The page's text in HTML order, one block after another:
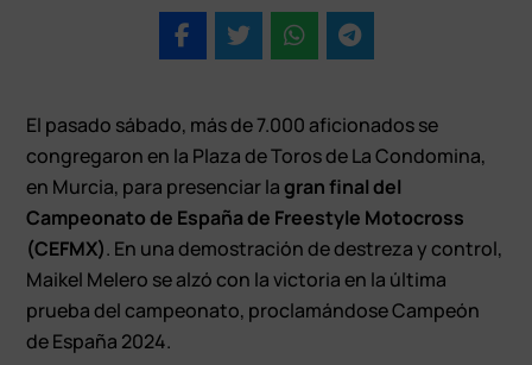
El pasado sábado, más de 7.000 aficionados se
congregaron en la Plaza de Toros de La Condomina,
en Murcia, para presenciar lagran final del
Campeonato de España de Freestyle Motocross
(CEFMX). En una demostración de destreza y control,
Maikel Melero se alzó con la victoria en la última
prueba del campeonato, proclamándose Campeón
de España 2024.